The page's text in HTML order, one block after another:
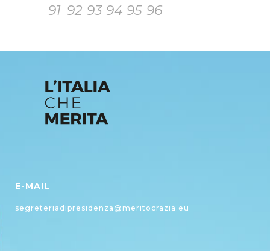
91 92 93 94 95 96
E-MAIL
segreteriadipresidenza@meritocrazia.eu